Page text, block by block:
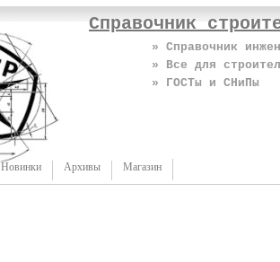
Справочник
» Справочник
» Все для
» ГОСТы и СНиПы
Новинки Архивы Магазин